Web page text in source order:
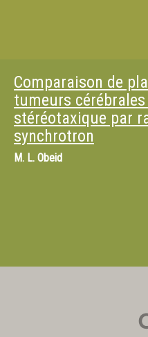
Comparaison de
tumeurs
stéréotaxique par
synchrotron
M. L. Obeid